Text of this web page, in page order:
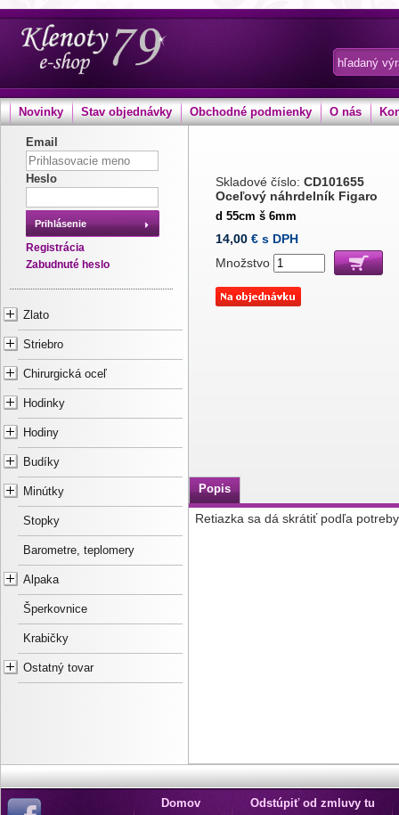
Novinky Stav objednávky Obchodné podmienky O nás
Email
Heslo
Prihlásenie
Registrácia
Zabudnuté heslo
Zlato
Striebro
Chirurgická oceľ
Hodinky
Hodiny
Budíky
Minútky
Stopky
Barometre, teplomery
Alpaka
Šperkovnice
Krabičky
Ostatný tovar
Skladové číslo: CD101655
Oceľový náhrdelník Figaro
d 55cm š 6mm
14,00 € s DPH
Množstvo
Popis
Retiazka sa dá skrátiť podľa
Domov
Odstúpiť od zmluvy tu